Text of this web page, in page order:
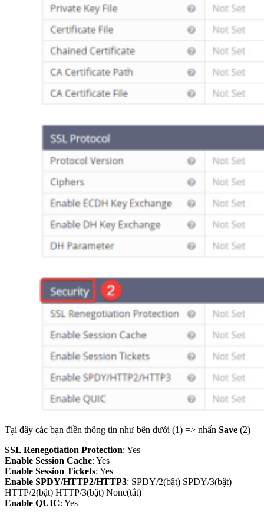
Tại đây các bạn điền thông tin như bên dưới (1) => nhấn Save (2)
SSL Renegotiation Protection: Yes
Enable Session Cache: Yes
Enable Session Tickets: Yes
Enable SPDY/HTTP2/HTTP3: SPDY/2(bật) SPDY/3(bật)
HTTP/2(bật) HTTP/3(bật) None(tắt)
Enable QUIC: Yes